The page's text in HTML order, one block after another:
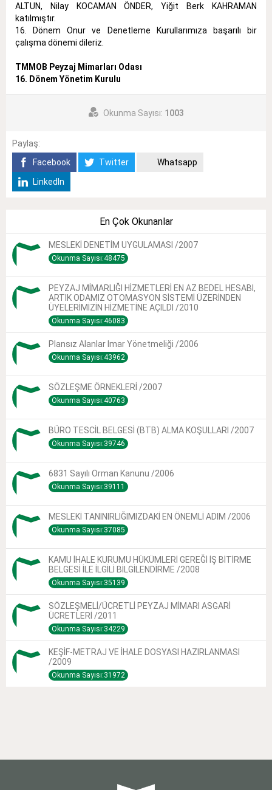
ALTUN, Nilay KOCAMAN ÖNDER, Yiğit Berk KAHRAMAN
katılmıştır.
16. Dönem Onur ve Denetleme Kurullarımıza başarılı bir
çalışma dönemi dileriz.
TMMOB Peyzaj Mimarları Odası
16. Dönem Yönetim Kurulu
Okunma Sayısı: 1003
Paylaş:
Facebook
Twitter
Whatsapp
LinkedIn
En Çok Okunanlar
MESLEKİ DENETİM UYGULAMASI /2007
Okunma Sayısı:48475
PEYZAJ MİMARLIĞI HİZMETLERİ EN AZ BEDEL HESABI,
ARTIK ODAMIZ OTOMASYON SİSTEMİ ÜZERİNDEN
ÜYELERİMİZİN HİZMETİNE AÇILDI /2010
Okunma Sayısı:46083
Plansız Alanlar Imar Yönetmeliği /2006
Okunma Sayısı:43962
SÖZLEŞME ÖRNEKLERİ /2007
Okunma Sayısı:40763
BÜRO TESCİL BELGESİ (BTB) ALMA KOŞULLARI /2007
Okunma Sayısı:39746
6831 Sayılı Orman Kanunu /2006
Okunma Sayısı:39111
MESLEKİ TANINIRLIĞIMIZDAKİ EN ÖNEMLİ ADIM /2006
Okunma Sayısı:37085
KAMU İHALE KURUMU HÜKÜMLERİ GEREĞİ İŞ BİTİRME
BELGESİ İLE İLGİLİ BİLGİLENDİRME /2008
Okunma Sayısı:35139
SÖZLEŞMELİ/ÜCRETLİ PEYZAJ MİMARI ASGARİ
ÜCRETLERİ /2011
Okunma Sayısı:34229
KEŞİF-METRAJ VE İHALE DOSYASI HAZIRLANMASI
/2009
Okunma Sayısı:31972